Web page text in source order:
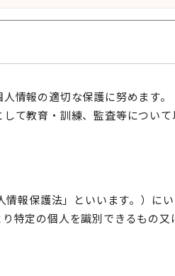
情報の適切な保護に努めます。
て教育・訓練、監査等につい
報保護法」といいます。）に
特定の個人を識別できるもの